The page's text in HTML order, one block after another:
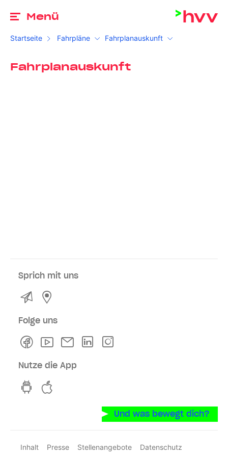
Menü
Startseite Fahrpläne Fahrplanauskunft
Fahrplanauskunft
Sprich mit uns
Kontakt
Folge uns
FacebookYoutubeNewsletterLinkedln
Nutze die App
hvv switch App auf GooglePlay
Und was bewegt dich?
Inhalt Presse Stellenangebote
Datenschutz